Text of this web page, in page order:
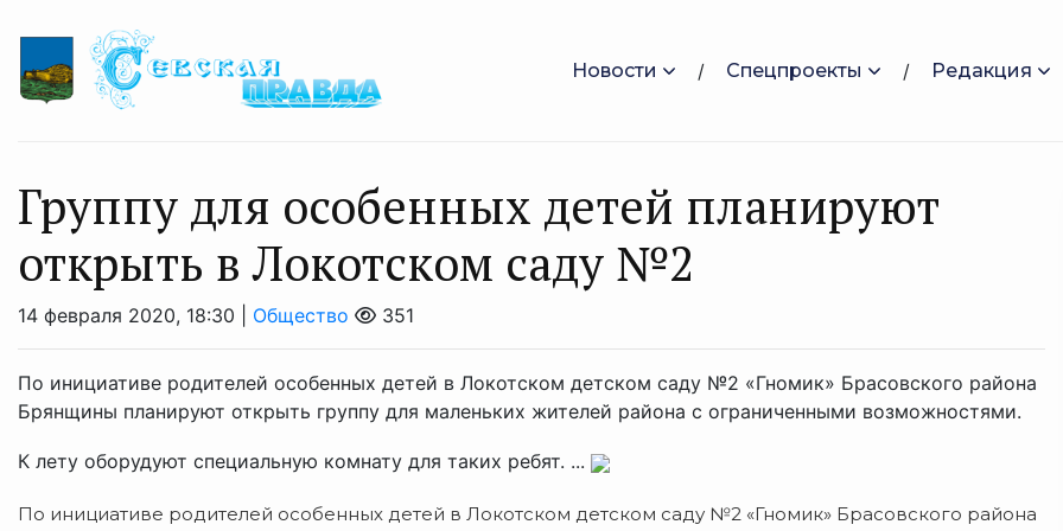
Новости Спецпроекты Редакция
Группу для особенных детей планируют
открыть в Локотском саду №2
14 февраля 2020, 18:30 | Общество 351
По инициативе родителей особенных детей в Локотском детском саду №2 «Гномик» Брасовского района
Брянщины планируют открыть группу для маленьких жителей района с ограниченными возможностями.
К лету оборудуют специальную комнату для таких ребят. ...
По инициативе родителей особенных детей в Локотском детском саду №2 «Гномик» Брасовского района